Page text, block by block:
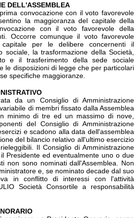
DELL'ASSEMBLEA
convocazione con il voto favorevole
la maggioranza del capitale della
con il voto favorevole della
Occorre comunque il voto favorevole
per le delibere concernenti il
sociale, la trasformazione della Società,
e il trasferimento della sede sociale
le disposizioni di legge che per particolari
specifiche maggioranze.
da un Consiglio di Amministrazione
di membri fissato dalla Assemblea
minimo di tre ed un massimo di nove,
del Consiglio di Amministrazione
e scadono alla data dell'assemblea
del bilancio relativo all'ultimo esercizio
Il Consiglio di Amministrazione
Presidente ed eventualmente uno o due
non sono nominati dall'Assemblea. Non
e, se nominato decade dal suo
in conflitto di interessi con l'attività
Società Consortile a responsabilità